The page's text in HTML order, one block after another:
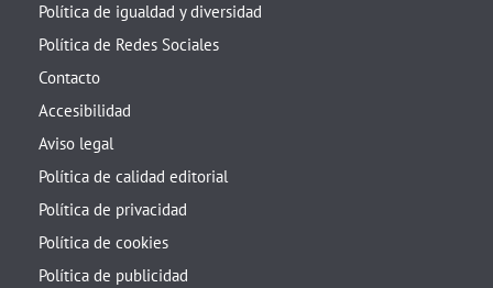
Política de igualdad y diversidad
Política de Redes Sociales
Contacto
Accesibilidad
Aviso legal
Política de calidad editorial
Política de privacidad
Política de cookies
Política de publicidad